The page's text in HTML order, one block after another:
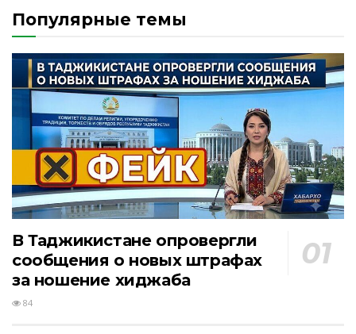
Популярные темы
В Таджикистане опровергли
сообщения о новых штрафах
за ношение хиджаба
84